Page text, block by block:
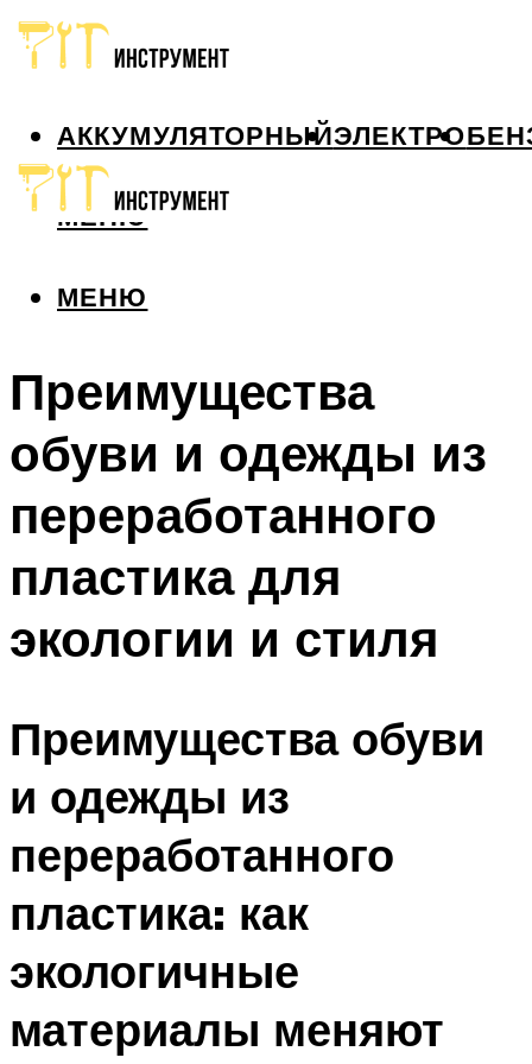
АККУМУЛЯТОРНЫЙЭЛЕКТРО
МЕНЮ
МЕНЮ
Преимущества
обуви и одежды из
переработанного
пластика для
экологии и стиля
Преимущества обуви
и одежды из
переработанного
пластика: как
экологичные
материалы меняют